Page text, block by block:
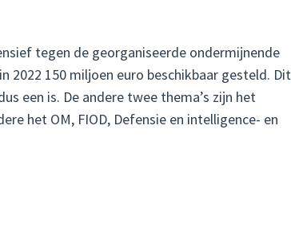
tegen de georganiseerde ondermijnende
2022 150 miljoen euro beschikbaar gesteld. Dit
een is. De andere twee thema’s zijn het
het OM, FIOD, Defensie en intelligence- en